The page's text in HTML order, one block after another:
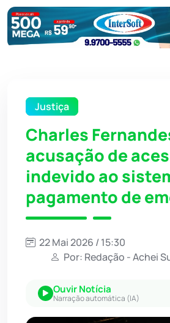
Justiça
Charles
acusação de
indevido ao
pagamento de
22 Mai 2026 / 15:30
Por: Redação - Achei
Ouvir Notícia
Narração automática (IA)